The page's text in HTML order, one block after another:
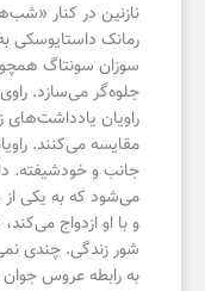
نازنین در کنار
رمانک داستایوسکی
سوزان سونتاگ
جلوه‌گر می‌سازد.
راویان یادداشت‌های
مقایسه می‌کنند.
جانب و خودشیفته.
می‌شود که به یکی
و با او ازدواج
شور زندگی. چندی
به رابطه عروس